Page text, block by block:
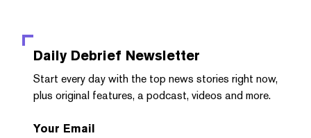
Daily Debrief Newsletter
Start every day with the top news stories right now,
plus original features, a podcast, videos and more.
Your Email